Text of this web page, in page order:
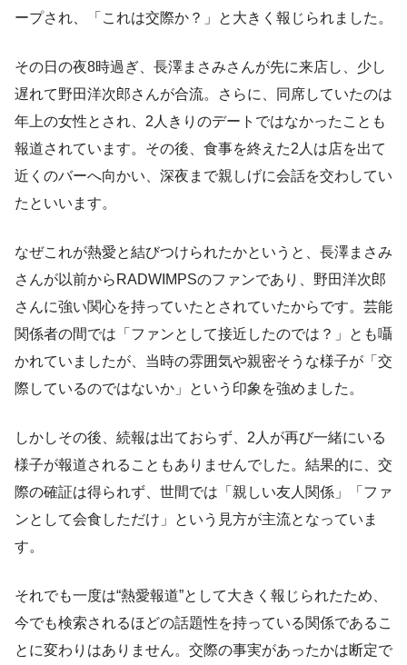
ープされ、「これは交際か？」と大きく報じられました。
その日の夜8時過ぎ、長澤まさみさんが先に来店し、少し
遅れて野田洋次郎さんが合流。さらに、同席していたのは
年上の女性とされ、2人きりのデートではなかったことも
報道されています。その後、食事を終えた2人は店を出て
近くのバーへ向かい、深夜まで親しげに会話を交わしてい
たといいます。
なぜこれが熱愛と結びつけられたかというと、長澤まさみ
さんが以前からRADWIMPSのファンであり、野田洋次郎
さんに強い関心を持っていたとされていたからです。芸能
関係者の間では「ファンとして接近したのでは？」とも囁
かれていましたが、当時の雰囲気や親密そうな様子が「交
際しているのではないか」という印象を強めました。
しかしその後、続報は出ておらず、2人が再び一緒にいる
様子が報道されることもありませんでした。結果的に、交
際の確証は得られず、世間では「親しい友人関係」「ファ
ンとして会食しただけ」という見方が主流となっていま
す。
それでも一度は“熱愛報道”として大きく報じられたため、
今でも検索されるほどの話題性を持っている関係であるこ
とに変わりはありません。交際の事実があったかは断定で